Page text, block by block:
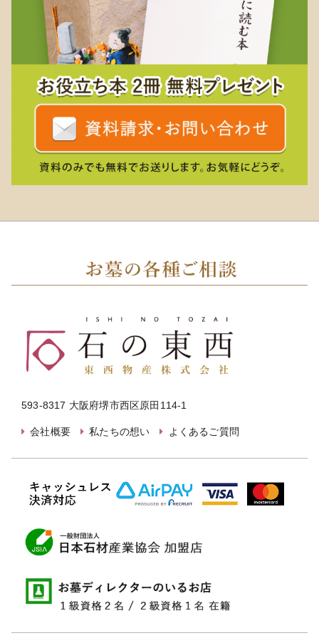
593-8317 大阪府堺市西区原田114-1
会社概要 私たちの想い よくあるご質問